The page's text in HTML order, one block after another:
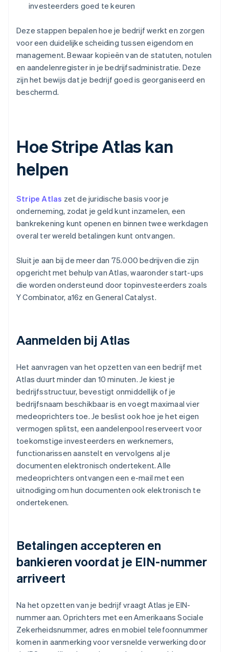
investeerders goed te keuren
Deze stappen bepalen hoe je bedrijf werkt en zorgen
voor een duidelijke scheiding tussen eigendom en
management. Bewaar kopieën van de statuten, notulen
en aandelenregister in je bedrijfsadministratie. Deze
zijn het bewijs dat je bedrijf goed is georganiseerd en
beschermd.
Hoe Stripe Atlas kan
helpen
Stripe Atlas zet de juridische basis voor je
onderneming, zodat je geld kunt inzamelen, een
bankrekening kunt openen en binnen twee werkdagen
overal ter wereld betalingen kunt ontvangen.
Sluit je aan bij de meer dan 75.000 bedrijven die zijn
opgericht met behulp van Atlas, waaronder start-ups
die worden ondersteund door topinvesteerders zoals
Y Combinator, a16z en General Catalyst.
Aanmelden bij Atlas
Het aanvragen van het opzetten van een bedrijf met
Atlas duurt minder dan 10 minuten. Je kiest je
bedrijfsstructuur, bevestigt onmiddellijk of je
bedrijfsnaam beschikbaar is en voegt maximaal vier
medeoprichters toe. Je beslist ook hoe je het eigen
vermogen splitst, een aandelenpool reserveert voor
toekomstige investeerders en werknemers,
functionarissen aanstelt en vervolgens al je
documenten elektronisch ondertekent. Alle
medeoprichters ontvangen een e-mail met een
uitnodiging om hun documenten ook elektronisch te
ondertekenen.
Betalingen accepteren en
bankieren voordat je EIN-nummer
arriveert
Na het opzetten van je bedrijf vraagt Atlas je EIN-
nummer aan. Oprichters met een Amerikaans Sociale
Zekerheidsnummer, adres en mobiel telefoonnummer
komen in aanmerking voor versnelde verwerking door